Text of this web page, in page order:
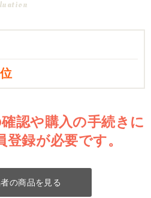
認や購入の手続きに
登録が必要です。
の商品を見る